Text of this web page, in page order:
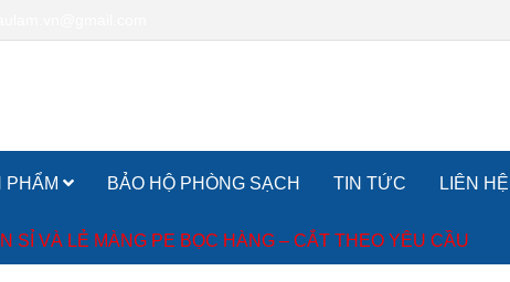
PHẨM BẢO HỘ PHÒNG SẠCH TIN TỨC LIÊN HỆ
SỈ VÀ LẺ MÀNG PE BỌC HÀNG – CẮT THEO YÊU CẦU